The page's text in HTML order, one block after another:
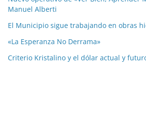
Manuel Alberti
El Municipio sigue trabajando en obras
«La Esperanza No Derrama»
Criterio Kristalino y el dólar actual y